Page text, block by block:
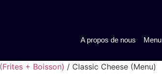
A propos de nous Menu
+ Boisson) / Classic Cheese (Menu)